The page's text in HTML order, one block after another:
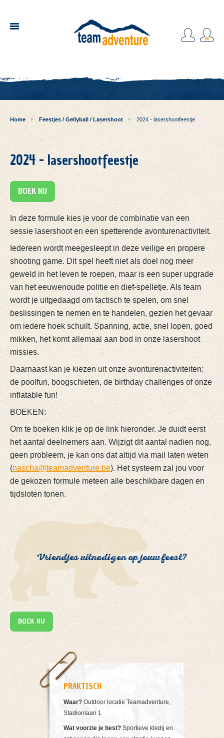
Home Feestjes / Gellyball / Lasershoot 2024 - lasershootfeestje
2024 - lasershootfeestje
BOEK NU
In deze formule kies je voor de combinatie van een
sessie lasershoot en een spetterende avonturenactiviteit.
Iedereen wordt meegesleept in deze veilige en propere
shooting game. Dit spel heeft niet als doel nog meer
geweld in het leven te roepen, maar is een super upgrade
van het eeuwenoude politie en dief-spelletje. Als team
wordt je uitgedaagd om tactisch te spelen, om snel
beslissingen te nemen en te handelen, gezien het gevaar
om iedere hoek schuilt. Spanning, actie, snel lopen, goed
mikken, het komt allemaal aan bod in onze lasershoot
missies.
Daarnaast kan je kiezen uit onze avonturenactiviteiten:
de poolfun, boogschieten, de birthday challenges of onze
inflatable fun!
BOEKEN:
Om te boeken klik je op de link hieronder. Je duidt eerst
het aantal deelnemers aan. Wijzigt dit aantal nadien nog,
geen probleem, je kan ons dat altijd via mail laten weten
(nascha@teamadventure.be). Het systeem zal jou voor
de gekozen formule meteen alle beschikbare dagen en
tijdsloten tonen.
Vriendjes uitnodigen op jouw feest?
BOEK NU
PRAKTISCH
Waar? Outdoor locatie Teamadventure,
Stadionlaan 1
Wat voorzie je best? Sportieve kledij en